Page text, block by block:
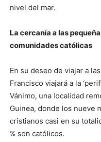
nivel del mar.
La cercanía a las
comunidades católicas
En su deseo de viajar a
Francisco viajará a la
Vánimo, una localidad
Guinea, donde los nueve
cristianos casi en su
% son católicos.